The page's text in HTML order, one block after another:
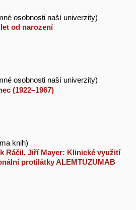
osobnosti naší univerzity)
od narození
osobnosti naší univerzity)
(1922–1967)
knih)
Ráčil, Jiří Mayer: Klinické využití
protilátky ALEMTUZUMAB